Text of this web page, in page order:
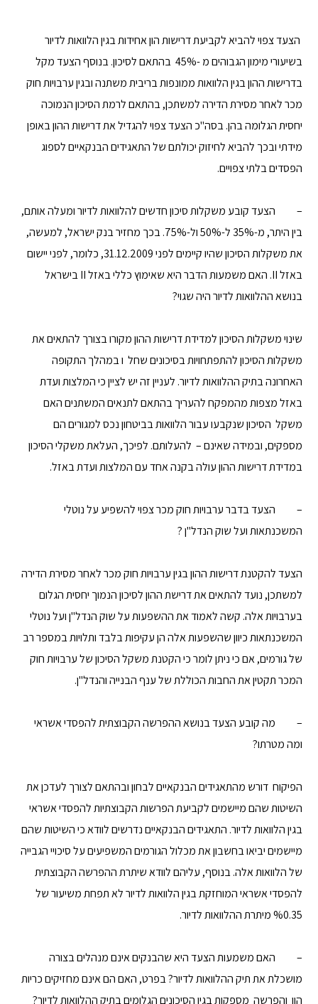
הצעד צפוי להביא לקביעת דרישות הון אחידות בגין הלוואות לדיור
בשיעורי מימון הגבוהים מ -45% בהתאם לסיכון. בנוסף הצעד מקל
בדרישות ההון בגין הלוואות ממונפות בריבית משתנה ובגין ערבויות חוק
מכר לאחר מסירת הדירה למשתכן, בהתאם לרמת הסיכון הנמוכה
יחסית הגלומה בהן. בסה"כ הצעד צפוי להגדיל את דרישות ההון באופן
מידתי ובכך להביא לחיזוק יכולתם של התאגידים הבנקאיים לספוג
הפסדים בלתי צפויים.
– הצעד קובע משקלות סיכון חדשים להלוואות לדיור ומעלה אותם,
בין היתר, מ-35% ל-50% ול-75%. בכך מחזיר בנק ישראל, למעשה,
את משקלות הסיכון שהיו קיימים לפני 31.12.2009, כלומר, לפני יישום
באזל II. האם משמעות הדבר היא שאימוץ כללי באזל II בישראל
בנושא ההלוואות לדיור היה שגוי?
שינוי משקלות הסיכון למדידת דרישות ההון מקורו בצורך להתאים את
משקלות הסיכון להתפתחויות בסיכונים שחל ו במהלך התקופה
האחרונה בתיק ההלוואות לדיור. לעניין זה יש לציין כי המלצות ועדת
באזל מצפות מהמפקח להעריך בהתאם לתנאים המשתנים האם
משקל הסיכון שנקבעו עבור הלוואות בביטחון נכס למגורים הם
מספקים, ובמידה שאינם – להעלותם. לפיכך, העלאת משקלי הסיכון
במדידת דרישות ההון עולה בקנה אחד עם המלצות ועדת באזל.
– הצעד בדבר ערבויות חוק מכר צפוי להשפיע על נוטלי
המשכנתאות ועל שוק הנדל"ן ?
הצעד להקטנת דרישות ההון בגין ערבויות חוק מכר לאחר מסירת הדירה
למשתכן, נועד להתאים את דרישת ההון לסיכון הנמוך יחסית הגלום
בערבויות אלה. קשה לאמוד את ההשפעות על שוק הנדל"ן ועל נוטלי
המשכנתאות כיוון שהשפעות אלה הן עקיפות בלבד ותלויות במספר רב
של גורמים, אם כי ניתן לומר כי הקטנת משקל הסיכון של ערבויות חוק
המכר תקטין את החבות הכוללת של ענף הבנייה והנדל"ן.
– מה קובע הצעד בנושא ההפרשה הקבוצתית להפסדי אשראי
ומה מטרתו?
הפיקוח דורש מהתאגידים הבנקאיים לבחון ובהתאם לצורך לעדכן את
השיטות שהם מיישמים לקביעת הפרשות הקבוצתיות להפסדי אשראי
בגין הלוואות לדיור. התאגידים הבנקאיים נדרשים לוודא כי השיטות שהם
מיישמים יביאו בחשבון את מכלול הגורמים המשפיעים על סיכויי הגבייה
של הלוואות אלה. בנוסף, עליהם לוודא שיתרת ההפרשה הקבוצתית
להפסדי אשראי המוחזקת בגין הלוואות לדיור לא תפחת משיעור של
%0.35 מיתרת ההלוואות לדיור.
– האם משמעות הצעד היא שהבנקים אינם מנהלים בצורה
מושכלת את תיק ההלוואות לדיור? בפרט, האם הם אינם מחזיקים כריות
הון והפרשה מספקות בגין הסיכונים הגלומים בתיק ההלוואות לדיור?